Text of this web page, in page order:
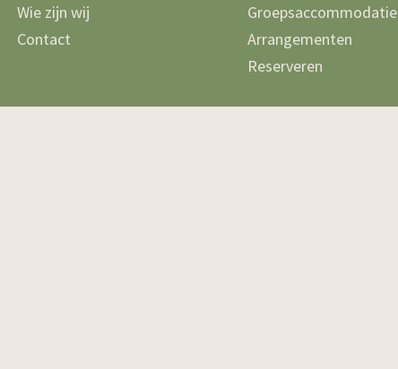
Wie zijn wij
Contact
Groepsaccommodatie
Arrangementen
Reserveren